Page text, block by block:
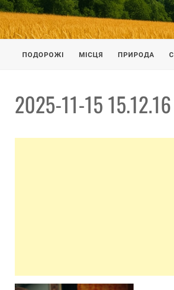
ПОДОРОЖI ПО УКРАЇНІ
ПОДОРОЖІ МІСЦЯ ПРИРОДА
2025-11-15 15.12.16